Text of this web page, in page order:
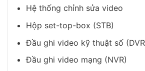
Hệ thống chỉnh sửa video
Hộp set-top-box (STB)
Đầu ghi video kỹ thuật số
Đầu ghi video mạng (NVR)